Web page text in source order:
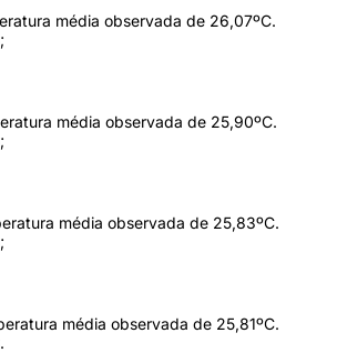
média observada de 26,07ºC.
média observada de 25,90ºC.
média observada de 25,83ºC.
média observada de 25,81ºC.